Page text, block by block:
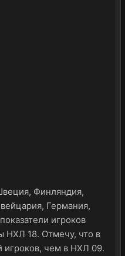
Финляндия,
Германия,
игроков
НХЛ 18. Отмечу, что в
игроков, чем в НХЛ 09.